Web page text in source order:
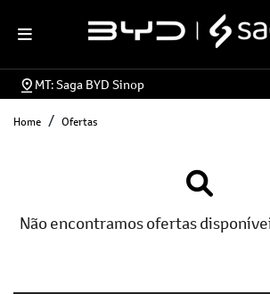
MT: Saga BYD Sinop
Home Ofertas
Não encontramos ofertas